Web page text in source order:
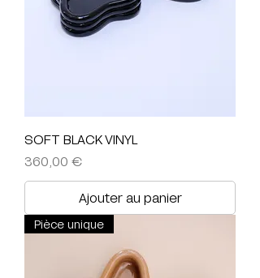
SOFT BLACK VINYL
Prix
360,00 €
Ajouter au panier
Pièce unique